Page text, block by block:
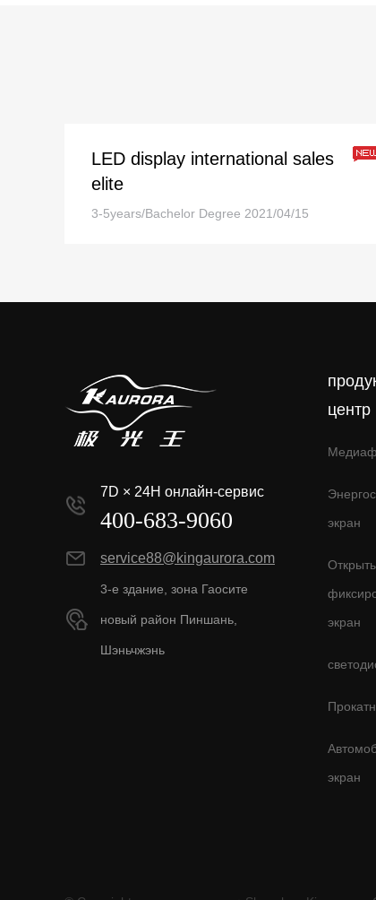
LED display international sales
elite
3-5years/Bachelor Degree 2021/04/15
7D × 24H онлайн-сервис
400-683-9060
service88@kingaurora.com
3-е здание, зона Гаосите
новый район Пиншань,
Шэньчжэнь
центр
экран
экран
экран